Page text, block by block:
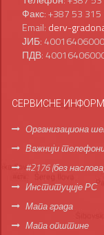
Факс: +387 53 315
Email: derv-
ЈИБ:
ПДВ:
СЕРВИСНЕ
Организациона
Важнији
#2176 (без
Институције РС
Мапа града
Мапа општине